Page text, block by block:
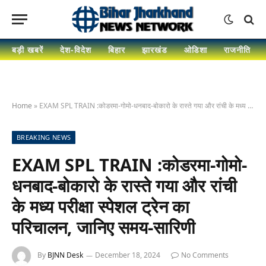
बड़ी खबरें देश-विदेश बिहार झारखंड ओडिशा राजनीति
Home » EXAM SPL TRAIN :कोडरमा-गोमो-धनबाद-बोकारो के रास्ते गया और रांची के मध्य परीक्षा स्पेशल ट्रेन का परिचालन, जानिए समय-सारिणी
BREAKING NEWS
EXAM SPL TRAIN :कोडरमा-गोमो-
धनबाद-बोकारो के रास्ते गया और रांची
के मध्य परीक्षा स्पेशल ट्रेन का
परिचालन, जानिए समय-सारिणी
By BJNN Desk December 18, 2024
No Comments